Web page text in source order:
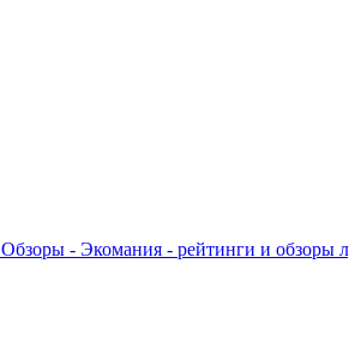
Обзоры - Экомания - рейтинги и обзоры